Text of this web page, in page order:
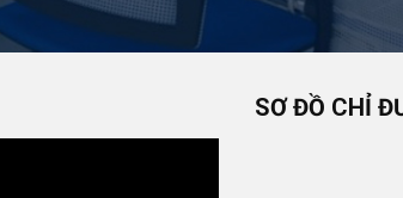
SƠ ĐỒ CHỈ